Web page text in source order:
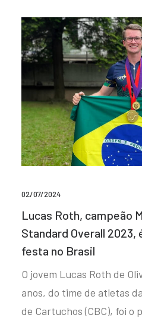
02/07/2024
Lucas Roth, campeão
Standard Overall 2023,
festa no Brasil
O jovem Lucas Roth de
anos, do time de atletas
de Cartuchos (CBC), foi o